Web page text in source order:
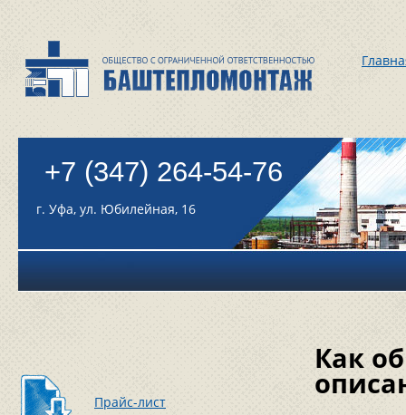
+7 (347) 264-54-76
г. Уфа, ул. Юбилейная, 16
Прайс-лист
Как